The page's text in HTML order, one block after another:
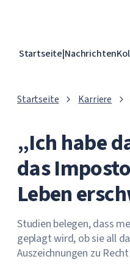
Startseite|Nachrichten
Startseite Karriere
„Ich habe
das
Leben
Studien belegen, dass
geplagt wird, ob sie all
Auszeichnungen zu